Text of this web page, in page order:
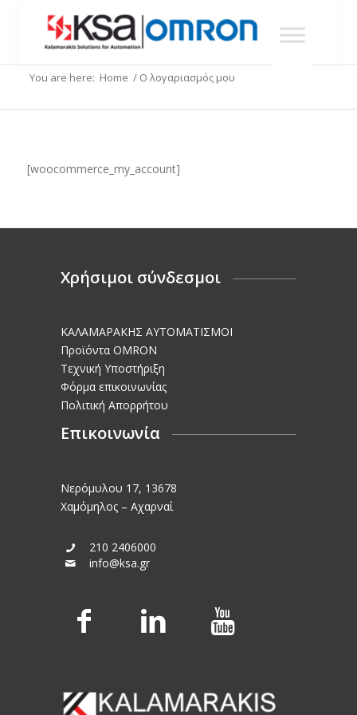
You are here: Home / Ο λογαριασμός μου
[woocommerce_my_account]
Χρήσιμοι σύνδεσμοι
KΑΛΑΜΑΡΑΚΗΣ AΥΤΟΜΑΤΙΣΜΟΙ
Προϊόντα OMRON
Τεχνική Υποστήριξη
Φόρμα επικοινωνίας
Πολιτική Απορρήτου
Επικοινωνία
Νερόμυλου 17, 13678
Χαμόμηλος – Αχαρναί
210 2406000
info@ksa.gr